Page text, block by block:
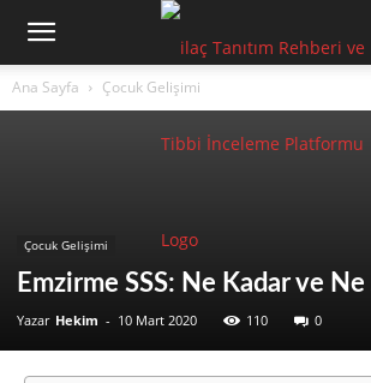
Ana Sayfa Çocuk Gelişimi
Çocuk Gelişimi
Emzirme SSS: Ne Kadar ve Ne
Yazar Hekim - 10 Mart 2020 110 0